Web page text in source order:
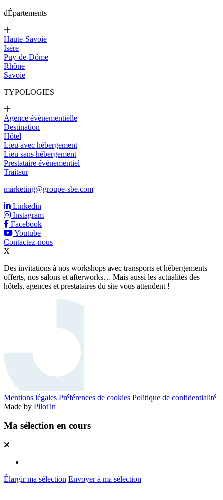
dÉpartements
Haute-Savoie
Isère
Puy-de-Dôme
Rhône
Savoie
TYPOLOGIES
Agence événementielle
Destination
Hôtel
Lieu avec hébergement
Lieu sans hébergement
Prestataire événementiel
Traiteur
marketing@groupe-sbe.com
Linkedin
Instagram
Facebook
Youtube
Contactez-nous
X
Des invitations à nos workshops avec transports et hébergements
offerts, nos salons et afterworks… Mais aussi les actualités des
hôtels, agences et prestataires du site vous attendent !
Mentions légales Préférences de cookies Politique de confidentialité
Made by Pilot'in
Ma sélection en cours
Élargir ma sélection Envoyer à ma sélection